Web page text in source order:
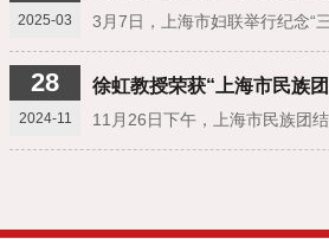
2025-03
28
2024-11